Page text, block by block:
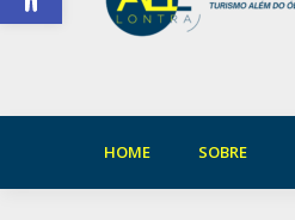
HOME SOBRE